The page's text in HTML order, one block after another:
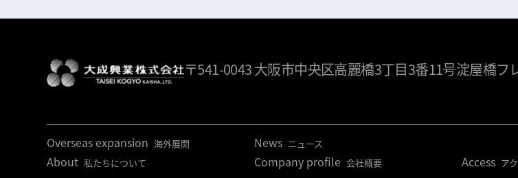
〒541-0043大阪市中央区高麗橋3丁目3番11号淀屋橋フ
About 私たちについて Company profile 会社概要 Access ア
Overseas expansion 海外展開 News ニュース